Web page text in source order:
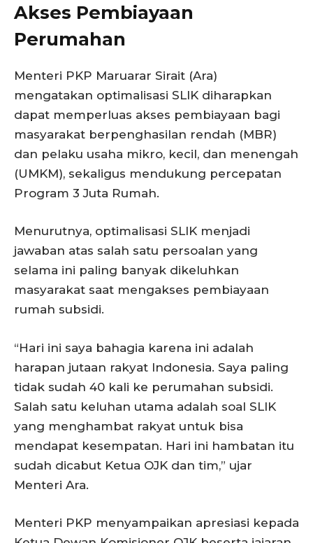
Akses Pembiayaan
Perumahan
Menteri PKP Maruarar Sirait (Ara)
mengatakan optimalisasi SLIK diharapkan
dapat memperluas akses pembiayaan bagi
masyarakat berpenghasilan rendah (MBR)
dan pelaku usaha mikro, kecil, dan menengah
(UMKM), sekaligus mendukung percepatan
Program 3 Juta Rumah.
Menurutnya, optimalisasi SLIK menjadi
jawaban atas salah satu persoalan yang
selama ini paling banyak dikeluhkan
masyarakat saat mengakses pembiayaan
rumah subsidi.
“Hari ini saya bahagia karena ini adalah
harapan jutaan rakyat Indonesia. Saya paling
tidak sudah 40 kali ke perumahan subsidi.
Salah satu keluhan utama adalah soal SLIK
yang menghambat rakyat untuk bisa
mendapat kesempatan. Hari ini hambatan itu
sudah dicabut Ketua OJK dan tim,” ujar
Menteri Ara.
Menteri PKP menyampaikan apresiasi kepada